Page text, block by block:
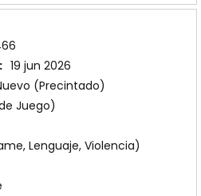
19 jun 2026
(Precintado)
Juego)
Lenguaje, Violencia)